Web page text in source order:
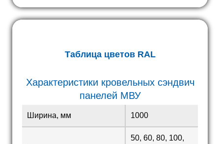
Таблица цветов RAL
Характеристики кровельных сэндвич
панелей МВУ
Ширина, мм 1000
50, 60, 80, 100,